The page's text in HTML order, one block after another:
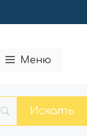
Меню